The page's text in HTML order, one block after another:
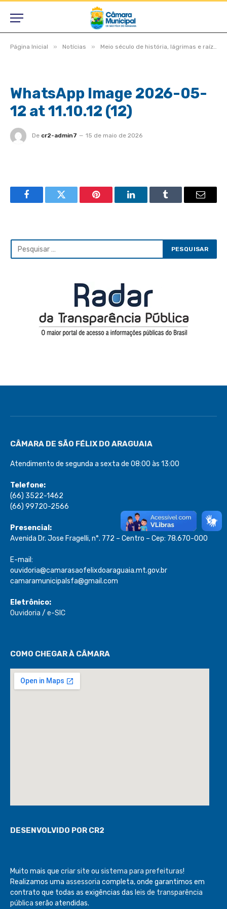
Página Inicial » Notícias » Meio século de história, lágrimas e raízes, São Félix do Araguaia vive noite inesquecível em homenagem aos pioneiros
WhatsApp Image 2026-05-
12 at 11.10.12 (12)
De cr2-admin7 15 de maio de 2026
FacebookTwitter Pinterest LinkedInTumblr Email
CÂMARA DE SÃO FÉLIX DO ARAGUAIA
Atendimento de segunda a sexta de 08:00 às 13:00
Telefone:
(66) 3522-1462
(66) 99720-2566
Presencial:
Avenida Dr. Jose Fragelli, n°. 772 – Centro – Cep: 78.670-000
E-mail:
ouvidoria@camarasaofelixdoaraguaia.mt.gov.br
camaramunicipalsfa@gmail.com
Eletrônico:
Ouvidoria / e-SIC
COMO CHEGAR À CÂMARA
DESENVOLVIDO POR CR2
Muito mais que criar site ou sistema para prefeituras!
Realizamos uma assessoria completa, onde garantimos em
contrato que todas as exigências das leis de transparência
pública serão atendidas.